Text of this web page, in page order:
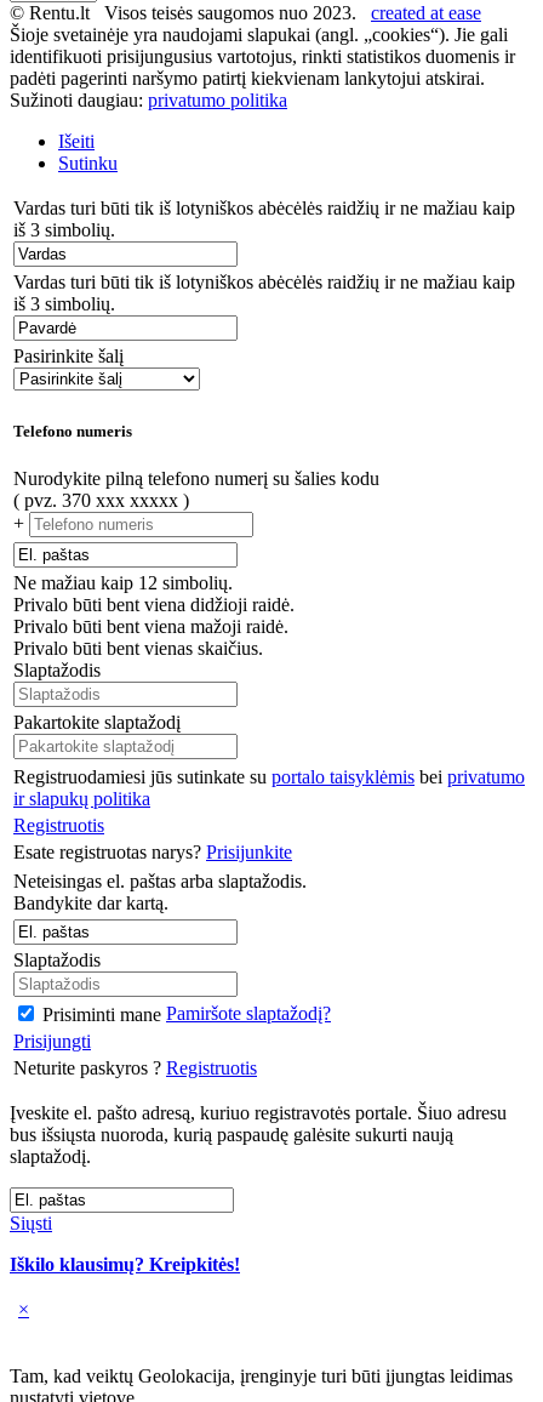
© Rentu.lt Visos teisės saugomos nuo 2023. created at ease
Šioje svetainėje yra naudojami slapukai (angl. „cookies“). Jie gali
identifikuoti prisijungusius vartotojus, rinkti statistikos duomenis ir
padėti pagerinti naršymo patirtį kiekvienam lankytojui atskirai.
Sužinoti daugiau: privatumo politika
Išeiti
Sutinku
Vardas turi būti tik iš lotyniškos abėcėlės raidžių ir ne mažiau kaip
iš 3 simbolių.
Vardas turi būti tik iš lotyniškos abėcėlės raidžių ir ne mažiau kaip
iš 3 simbolių.
Pasirinkite šalį
Telefono numeris
Nurodykite pilną telefono numerį su šalies kodu
( pvz. 370 xxx xxxxx )
+
Ne mažiau kaip 12 simbolių.
Privalo būti bent viena didžioji raidė.
Privalo būti bent viena mažoji raidė.
Privalo būti bent vienas skaičius.
Slaptažodis
Pakartokite slaptažodį
Registruodamiesi jūs sutinkate su portalo taisyklėmis bei privatumo
ir slapukų politika
Registruotis
Esate registruotas narys? Prisijunkite
Neteisingas el. paštas arba slaptažodis.
Bandykite dar kartą.
Slaptažodis
Prisiminti mane Pamiršote slaptažodį?
Prisijungti
Neturite paskyros ? Registruotis
Įveskite el. pašto adresą, kuriuo registravotės portale. Šiuo adresu
bus išsiųsta nuoroda, kurią paspaudę galėsite sukurti naują
slaptažodį.
Siųsti
Iškilo klausimų? Kreipkitės!
×
Tam, kad veiktų Geolokacija, įrenginyje turi būti įjungtas leidimas
nustatyti vietovę.